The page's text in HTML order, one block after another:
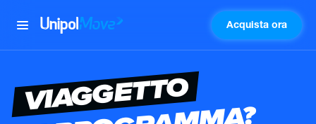
UnipolMove Acquista ora
VIAGGETTO